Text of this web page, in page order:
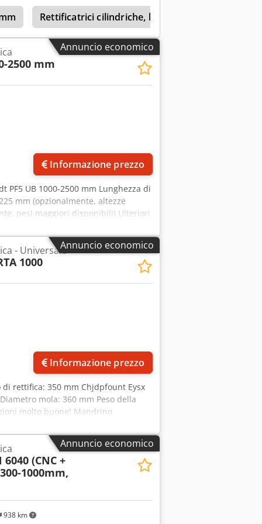
- schermo da 19" / 22" -
aspirazione adeguato -
Saremo lieti di revisionare
/ Bahmüller / Voumard /
Rettificatrici cilindriche, lunghezza di rettifica
Annuncio economico
2500 mm
Informazione prezzo
PF5 UB 1000-2500 mm Lunghezza di
mm (opzionalmente, altezze
pesi maggiori disponibili) Ulteriori
di controllo Siemens Sinumerik
GSN - sistema di misurazione
- unità di rettifica interna Codpfx
in diamante - sensori per il
del contropunta - porta
a ugelli a spillo - impianto di
- e molto altro ancora Siamo
/ Studer / Kellenberger /
Annuncio economico
- Universale
1000
Informazione prezzo
di rettifica: 350 mm Chjdpfount Eysx
mola: 360 mm Peso della
molto buone! Mandrino
Annuncio economico
938 km
6040 (CNC +
1000mm,